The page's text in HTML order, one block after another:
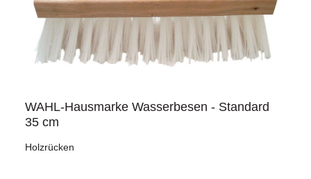
WAHL-Hausmarke Wasserbesen - Standard
35 cm
Holzrücken